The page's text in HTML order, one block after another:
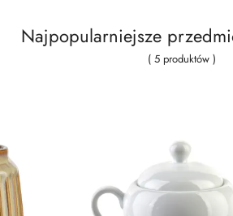
Najpopularniejsze
( 5 produktów )